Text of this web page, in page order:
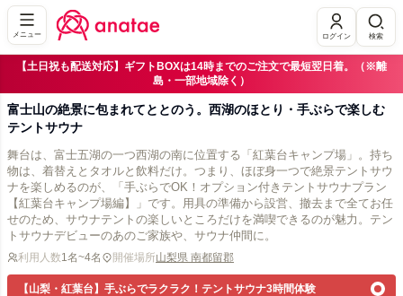
メニュー ログイン 検索
【土日祝も配送対応】ギフトBOXは14時までのご注文で最短翌日着。（※離
島・一部地域除く）
富士山の絶景に包まれてととのう。西湖のほとり・手ぶらで楽しむ
テントサウナ
舞台は、富士五湖の一つ西湖の南に位置する「紅葉台キャンプ場」。持ち
物は、着替えとタオルと飲料だけ。つまり、ほぼ身一つで絶景テントサウ
ナを楽しめるのが、「手ぶらでOK！オプション付きテントサウナプラン
【紅葉台キャンプ場編】」です。用具の準備から設営、撤去まで全てお任
せのため、サウナテントの楽しいところだけを満喫できるのが魅力。テン
トサウナデビューのあのご家族や、サウナ仲間に。
利用人数1名~4名 開催場所⼭梨県 南都留郡
【山梨・紅葉台】手ぶらでラクラク！テントサウナ3時間体験